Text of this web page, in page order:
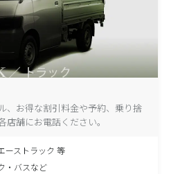
、お得な割引料金や予約、乗り捨
舗にお電話ください。
ーストラック 等
・バスなど